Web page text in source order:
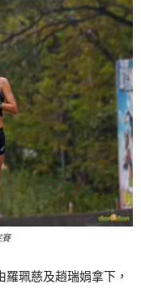
賽
珮慈及趙瑞娟拿下，